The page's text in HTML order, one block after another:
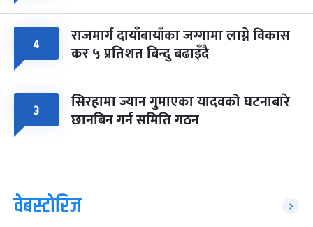
४ राजमार्ग दायाँबायाँका जग्गामा लाग्ने विकास
कर ५ प्रतिशत बिन्दु बढाइँदै
३ सिरहामा ज्यान गुमाएका यादवको घटनाबारे
छानबिन गर्न समिति गठन
वेबस्टोरिज